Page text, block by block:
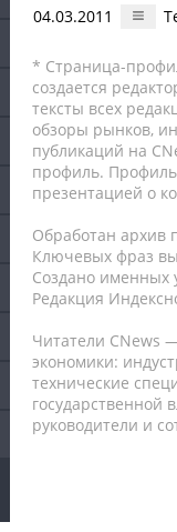
04.03.2011
* Страница-
создается
тексты всех
обзоры рынков,
публикаций на
профиль.
презентацией о
Обработан архив
Ключевых фраз
Создано именных
Редакция
Читатели CNews
экономики:
технические
государственной
руководители и